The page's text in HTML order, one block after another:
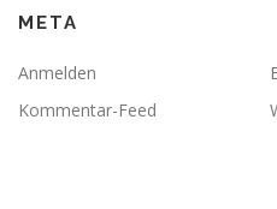
META
Anmelden
Kommentar-Feed